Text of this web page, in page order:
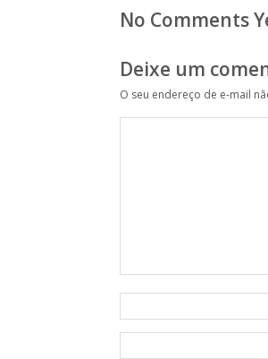
No Comments
Deixe um
O seu endereço de e-mail